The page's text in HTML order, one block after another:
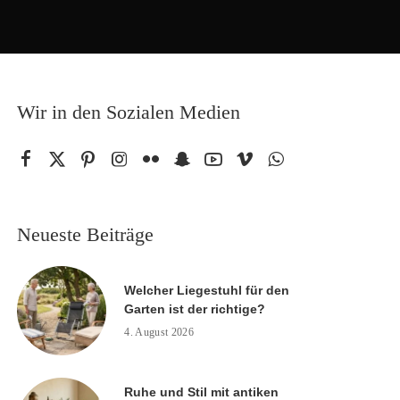
Wir in den Sozialen Medien
Neueste Beiträge
Welcher Liegestuhl für den
Garten ist der richtige?
4. August 2026
Ruhe und Stil mit antiken